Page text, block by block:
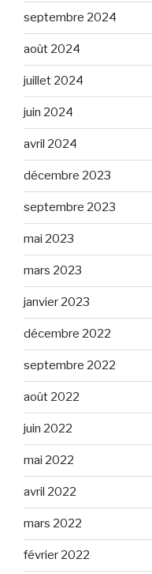
septembre 2024
août 2024
juillet 2024
juin 2024
avril 2024
décembre 2023
septembre 2023
mai 2023
mars 2023
janvier 2023
décembre 2022
septembre 2022
août 2022
juin 2022
mai 2022
avril 2022
mars 2022
février 2022